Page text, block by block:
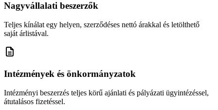
Nagyvállalati beszerzők
Teljes kínálat egy helyen, szerződéses nettó árakkal és letölthető
saját árlistával.
Intézmények és önkormányzatok
Intézményi beszerzés teljes körű ajánlati és pályázati ügyintézéssel,
átutalásos fizetéssel.